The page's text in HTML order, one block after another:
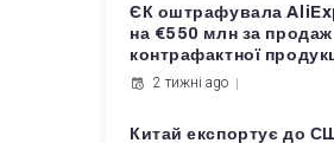
ЄК оштрафувала
на €550 млн за продаж
контрафактної
2 тижні ago
Китай експортує до